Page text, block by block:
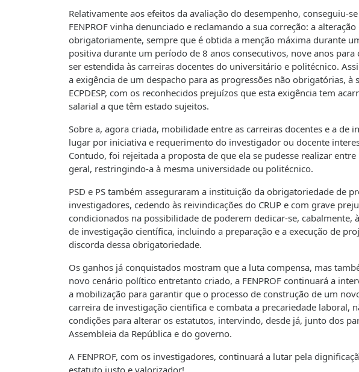
Relativamente aos efeitos da avaliação do desempenho, conseguiu-
FENPROF vinha denunciado e reclamando a sua correção: a
obrigatoriamente, sempre que é obtida a menção máxima durante
positiva durante um período de 8 anos consecutivos, nove anos para
ser estendida às carreiras docentes do universitário e politécnico.
a exigência de um despacho para as progressões não obrigatórias, à
ECPDESP, com os reconhecidos prejuízos que esta exigência tem
salarial a que têm estado sujeitos.
Sobre a, agora criada, mobilidade entre as carreiras docentes e a de
lugar por iniciativa e requerimento do investigador ou docente
Contudo, foi rejeitada a proposta de que ela se pudesse realizar
geral, restringindo-a à mesma universidade ou politécnico.
PSD e PS também asseguraram a instituição da obrigatoriedade de
investigadores, cedendo às reivindicações do CRUP e com grave
condicionados na possibilidade de poderem dedicar-se,
de investigação científica, incluindo a preparação e a execução de
discorda dessa obrigatoriedade.
Os ganhos já conquistados mostram que a luta compensa, mas
novo cenário político entretanto criado, a FENPROF continuará a
a mobilização para garantir que o processo de construção de um
carreira de investigação cientifica e combata a precariedade laboral,
condições para alterar os estatutos, intervindo, desde já, junto dos
Assembleia da República e do governo.
A FENPROF, com os investigadores, continuará a lutar pela